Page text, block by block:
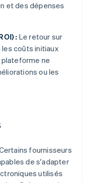
et des dépenses
: Le retour sur
coûts initiaux
plateforme ne
ou les
fournisseurs
de s'adapter
utilisés